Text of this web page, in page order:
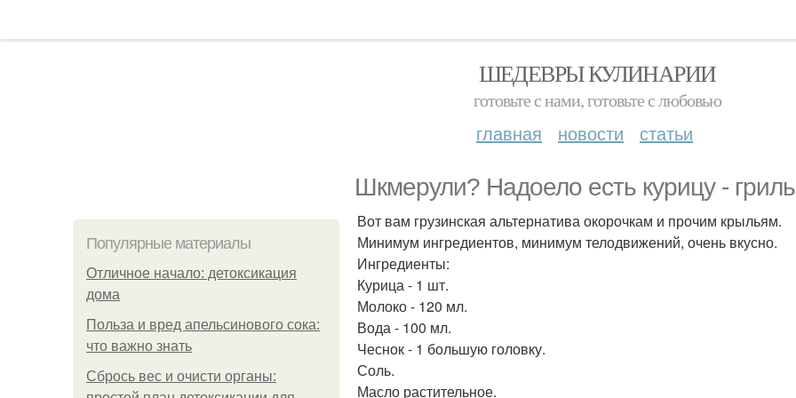
ШЕДЕВРЫ КУЛИНАРИИ
готовьте с нами, готовьте с любовью
главная новости статьи
Шкмерули? Надоело есть курицу -
Популярные материалы
Отличное начало: детоксикация
дома
Польза и вред апельсинового сока:
что важно знать
Сбрось вес и очисти органы:
Вот вам грузинская альтернатива окорочкам и прочим крыльям.
Минимум ингредиентов, минимум телодвижений, очень вкусно.
Ингредиенты:
Курица - 1 шт.
Молоко - 120 мл.
Вода - 100 мл.
Чеснок - 1 большую головку.
Соль.
Масло растительное.